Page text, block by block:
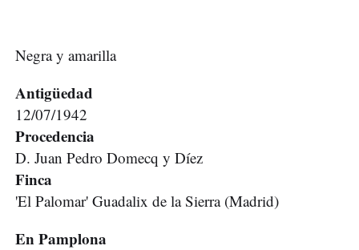
Negra y amarilla
Antigüedad
12/07/1942
Procedencia
D. Juan Pedro Domecq y Díez
Finca
'El Palomar' Guadalix de la Sierra (Madrid)
En Pamplona